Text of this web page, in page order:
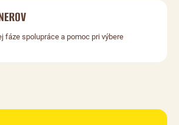
fáze spolupráce a pomoc pri výbere